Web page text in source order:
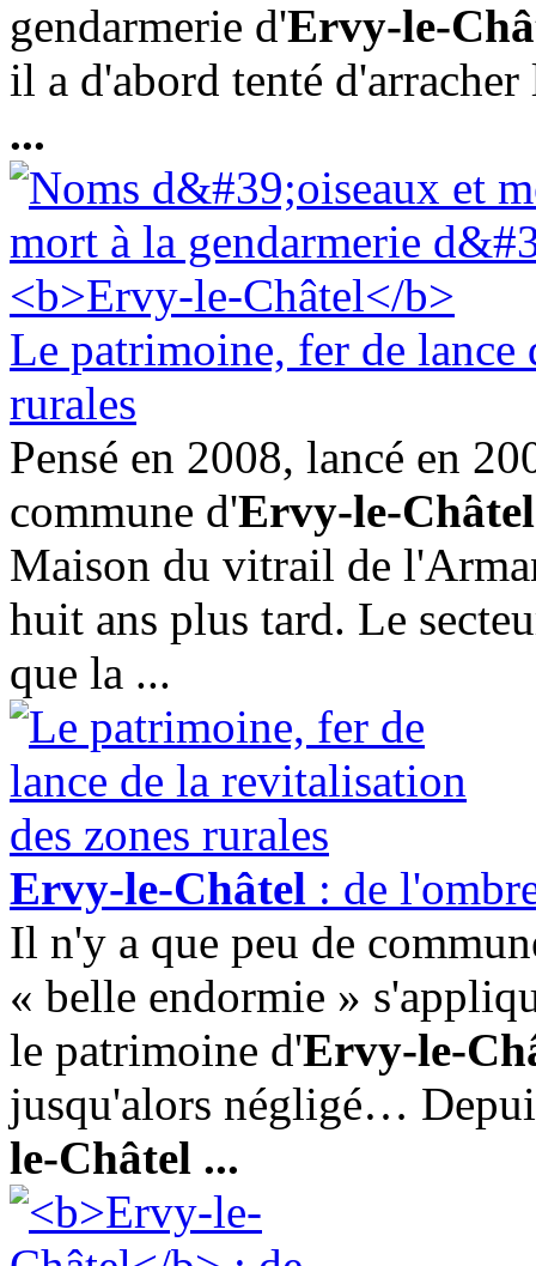
gendarmerie d'Ervy-le-
il a d'abord tenté
...
Le patrimoine, fer de lance
rurales
Pensé en 2008, lancé en
commune d'Ervy-le-Châtel
Maison du vitrail de
huit ans plus tard. Le
que la ...
Ervy-le-Châtel : de
Il n'y a que peu de
« belle endormie »
le patrimoine d'Ervy-le-
jusqu'alors négligé…
le-Châtel ...